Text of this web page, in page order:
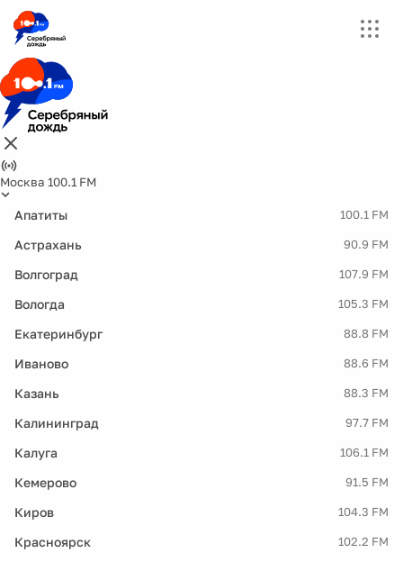
Москва 100.1 FM
Апатиты 100.1 FM
Астрахань 90.9 FM
Волгоград 107.9 FM
Вологда 105.3 FM
Екатеринбург 88.8 FM
Иваново 88.6 FM
Казань 88.3 FM
Калининград 97.7 FM
Калуга 106.1 FM
Кемерово 91.5 FM
Киров 104.3 FM
Красноярск 102.2 FM